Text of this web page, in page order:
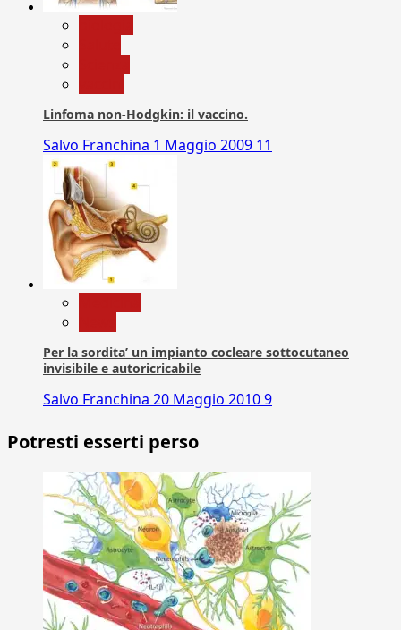
Linfoma non-Hodgkin: il vaccino.
Salvo Franchina 1 Maggio 2009 11
Per la sordita’ un impianto cocleare sottocutaneo
invisibile e autoricricabile
Salvo Franchina 20 Maggio 20109
Potresti esserti perso